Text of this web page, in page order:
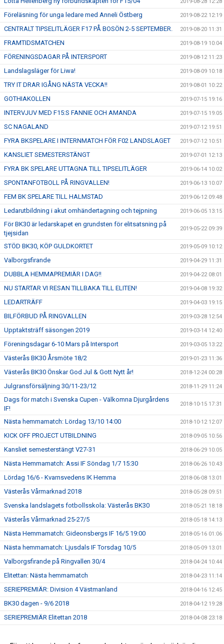
Föreläsning för unga ledare med Anneli Östberg 2019-08-22 12:19
CENTRALT TIPSELITLÄGER F17 PÅ BOSÖN 2-5 SEPTEMBER. 2019-08-20 11:31
FRAMTIDSMATCHEN 2019-08-19 10:04
FÖRENINGSDAGAR PÅ INTERSPORT 2019-08-12 11:23
Landslagsläger för Liwa! 2019-08-09 10:18
TRY IT DRAR IGÅNG NÄSTA VECKA!! 2019-08-01 10:22
GOTHIAKOLLEN 2019-07-15 19:16
INTERVJUV MED F15:S FANNIE OCH AMANDA 2019-07-15 19:05
SC NAGALAND 2019-07-12 19:51
FYRA BKSPELARE I INTERNMATCH FÖR F02 LANDSLAGET 2019-07-12 10:51
KANSLIET SEMESTERSTÄNGT 2019-07-01 12:13
FYRA BK SPELARE UTTAGNA TILL TIPSELITLÄGER 2019-06-14 10:02
SPONTANFOTBOLL PÅ RINGVALLEN! 2019-06-13 10:07
FEM BK SPELARE TILL HALMSTAD 2019-06-12 09:48
Ledarutbildning i akut omhändertagning och tejpning 2019-06-05 13:15
För BK30 är ledarskapet en grundsten för elitsatsning på
tjejsidan
2019-05-22 09:39
STÖD BK30, KÖP GULDKORTET 2019-05-09 10:12
Valborgsfirande 2019-04-29 11:31
DUBBLA HEMMAPREMIÄR I DAG!! 2019-04-22 08:01
NU STARTAR VI RESAN TILLBAKA TILL ELITEN! 2019-04-08 19:32
LEDARTRÄFF 2019-04-03 19:15
BILFÖRBUD PÅ RINGVALLEN 2019-03-28 12:54
Upptaktsträff säsongen 2019 2019-03-14 12:40
Föreningsdagar 6-10 Mars på Intersport 2019-03-05 13:22
Västerås BK30 Årsmöte 18/2 2019-01-23 11:36
Västerås BK30 Önskar God Jul & Gott Nytt år! 2018-12-24 00:28
Julgransförsäljning 30/11-23/12 2018-11-29 11:24
Dags för match i Svenska Cupen - Välkomna Djurgårdens
IF!
2018-10-15 17:31
Nästa hemmamatch: Lördag 13/10 14:00 2018-10-12 12:07
KICK OFF PROJECT UTBILDNING 2018-09-05 10:56
Kansliet semesterstängt V27-31 2018-06-29 10:05
Nästa Hemmamatch: Assi IF Söndag 1/7 15:30 2018-06-26 10:43
Lördag 16/6 - Kvarnsvedens IK Hemma 2018-06-08 13:01
Västerås Vårmarknad 2018 2018-05-28 09:51
Svenska landslagets fotbollsskola: Västerås BK30 2018-05-21 18:18
Västerås Vårmarknad 25-27/5 2018-05-18 14:13
Nästa Hemmamatch: Gideonsbergs IF 16/5 19:00 2018-05-16 01:06
Nästa hemmamatch: Ljusdals IF Torsdag 10/5 2018-05-09 13:01
Valborgsfirande på Ringvallen 30/4 2018-04-24 10:44
Elitettan: Nästa hemmamatch 2018-04-23 11:14
SERIEPREMIÄR: Division 4 Västmanland 2018-04-16 12:45
BK30 dagen - 9/6 2018 2018-04-12 19:28
SERIEPREMIÄR Elitettan 2018 2018-04-08 23:18